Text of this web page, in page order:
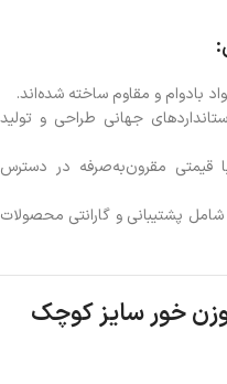
بادوام و مقاوم ساخته شده‌اند.
جهانی طراحی و تولید
قیمتی مقرون‌به‌صرفه در دسترس
پشتیبانی و گارانتی محصولات
خور سایز کوچک